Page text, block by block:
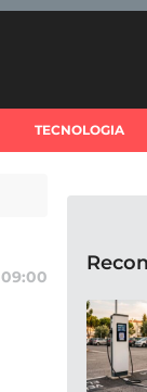
TECNOLOGIA
09:00